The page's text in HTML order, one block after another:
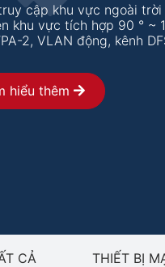
cập khu vực ngoài trời
khu vực tích hợp 90 ° ~
2, VLAN động, kênh
hiểu thêm
CẢ THIẾT BỊ